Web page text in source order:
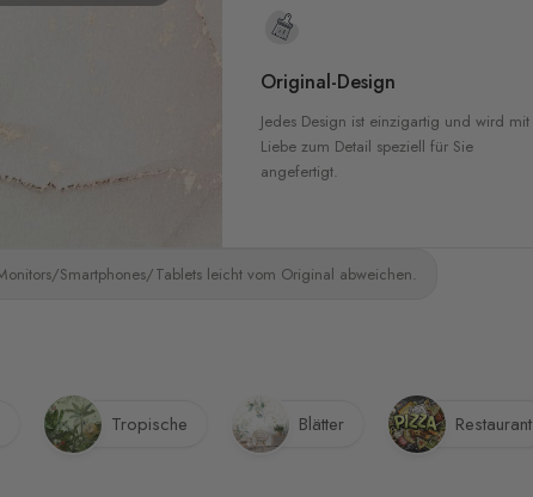
Original-Design
Jedes Design ist einzigartig und wird mit
Liebe zum Detail speziell für Sie
angefertigt.
Smartphones/Tablets leicht vom Original abweichen.
Tropische Blätter Restaurant